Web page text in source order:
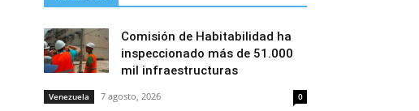
Comisión de Habitabilidad ha
inspeccionado más de 51.000
mil infraestructuras
Venezuela 7 agosto, 2026 0